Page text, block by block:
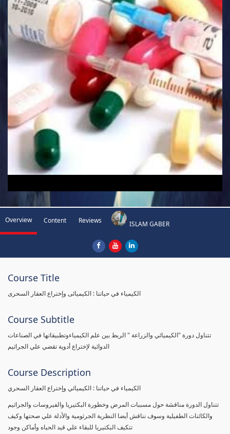
Overview Content Reviews ISLAM GABER
Course Title
الكيمياء في حياتنا : الكيميائى وإختراع العقار السحرى
Course Subtitle
تتناول دورة "الكيميائي والزراعة " الربط بين علم الكيمياءوتطبيقاتها في الصناعات
الدوائية لإختراع أدوية تقضي علي الجراثيم
Course Description
الكيمياء في حياتنا : الكيميائي وإختراع العقار السحري
تتناول الدورة مناقشة حول مسببات المرض وخطورة البكتيريا والفيروسات والجراثيم
والكائنات الطفيلية وسوف نناقش أيضا النظرية الجرثومية والأدلة علي صحتها وكيف
تتكيف البكتيريا للبقاء علي قيد الحياه وأماكن وجود